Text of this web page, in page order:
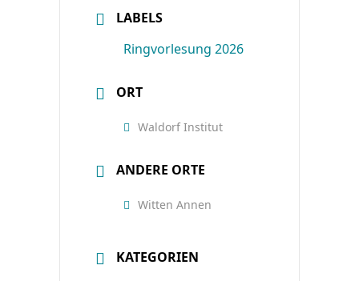
LABELS
Ringvorlesung 2026
ORT
Waldorf Institut
ANDERE ORTE
Witten Annen
KATEGORIEN